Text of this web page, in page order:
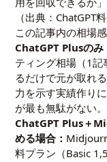
（出典： ChatGPT
この記事内の相場
ChatGPT Plusの
ティング相場（1
るだけで元が取れ
力を示す実績作り
が最も無駄がない。
ChatGPT Plus＋
める場合：
料プラン（Basic